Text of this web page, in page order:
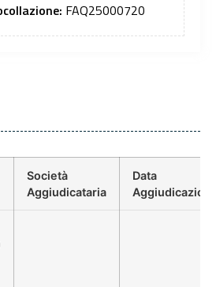
FAQ25000720
Società
Aggiudicataria
Data